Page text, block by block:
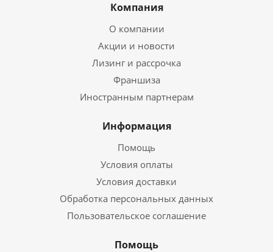
Компания
О компании
Акции и новости
Лизинг и рассрочка
Франшиза
Иностранным партнерам
Информация
Помощь
Условия оплаты
Условия доставки
Обработка персональных данных
Пользовательское соглашение
Помощь